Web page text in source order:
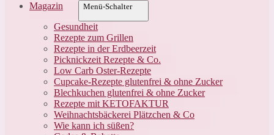
Magazin
Menü-Schalter
Gesundheit
Rezepte zum Grillen
Rezepte in der Erdbeerzeit
Picknickzeit Rezepte & Co.
Low Carb Oster-Rezepte
Cupcake-Rezepte glutenfrei & ohne Zucker
Blechkuchen glutenfrei & ohne Zucker
Rezepte mit KETOFAKTUR
Weihnachtsbäckerei Plätzchen & Co
Wie kann ich süßen?